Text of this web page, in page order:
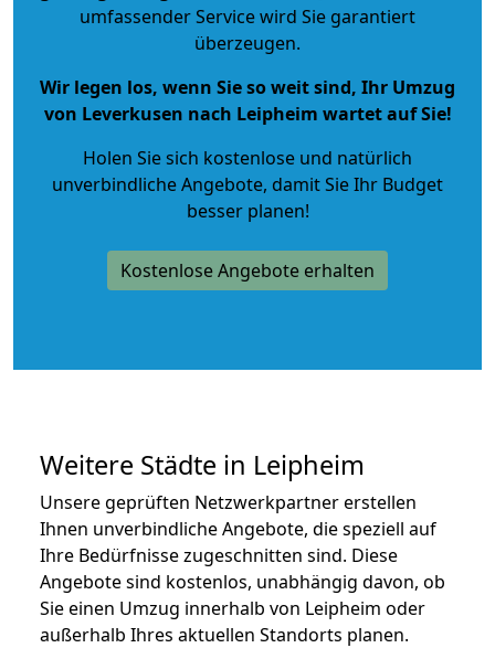
umfassender Service wird Sie garantiert
überzeugen.
Wir legen los, wenn Sie so weit sind, Ihr Umzug
von Leverkusen nach Leipheim wartet auf Sie!
Holen Sie sich kostenlose und natürlich
unverbindliche Angebote, damit Sie Ihr Budget
besser planen!
Kostenlose Angebote erhalten
Weitere Städte in Leipheim
Unsere geprüften Netzwerkpartner erstellen
Ihnen unverbindliche Angebote, die speziell auf
Ihre Bedürfnisse zugeschnitten sind. Diese
Angebote sind kostenlos, unabhängig davon, ob
Sie einen Umzug innerhalb von Leipheim oder
außerhalb Ihres aktuellen Standorts planen.